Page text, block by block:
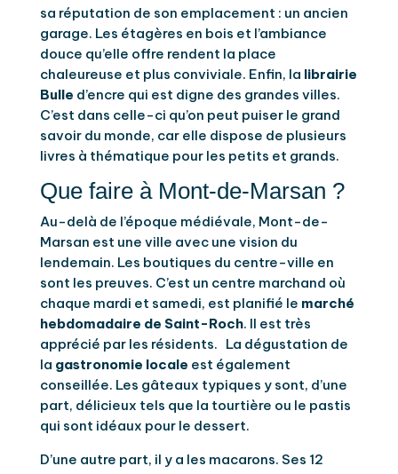
sa réputation de son emplacement : un ancien
garage. Les étagères en bois et l’ambiance
douce qu’elle offre rendent la place
chaleureuse et plus conviviale. Enfin, la librairie
Bulle d’encre qui est digne des grandes villes.
C’est dans celle-ci qu’on peut puiser le grand
savoir du monde, car elle dispose de plusieurs
livres à thématique pour les petits et grands.
Que faire à Mont-de-Marsan ?
Au-delà de l’époque médiévale, Mont-de-
Marsan est une ville avec une vision du
lendemain. Les boutiques du centre-ville en
sont les preuves. C’est un centre marchand où
chaque mardi et samedi, est planifié le marché
hebdomadaire de Saint-Roch. Il est très
apprécié par les résidents. La dégustation de
la gastronomie locale est également
conseillée. Les gâteaux typiques y sont, d’une
part, délicieux tels que la tourtière ou le pastis
qui sont idéaux pour le dessert.
D’une autre part, il y a les macarons. Ses 12